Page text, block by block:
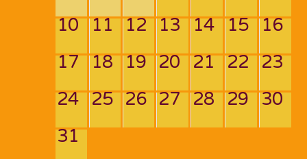
10 11 12 13 14 15 16
17 18 19 20 21 22 23
24 25 26 27 28 29 30
31